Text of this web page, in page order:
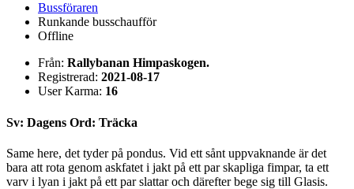
Bussföraren
Runkande busschaufför
Offline
Från: Rallybanan Himpaskogen.
Registrerad: 2021-08-17
User Karma: 16
Sv: Dagens Ord: Träcka
Same here, det tyder på pondus. Vid ett sånt uppvaknande är det
bara att rota genom askfatet i jakt på ett par skapliga fimpar, ta ett
varv i lyan i jakt på ett par slattar och därefter bege sig till Glasis.